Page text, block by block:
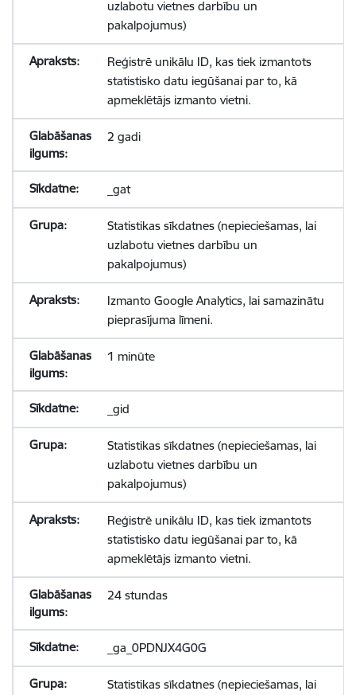
uzlabotu vietnes darbību un
pakalpojumus)
Reģistrē unikālu ID, kas tiek izmantots
statistisko datu iegūšanai par to, kā
apmeklētājs izmanto vietni.
2 gadi
_gat
Statistikas sīkdatnes (nepieciešamas, lai
uzlabotu vietnes darbību un
pakalpojumus)
Izmanto Google Analytics, lai samazinātu
pieprasījuma līmeni.
1 minūte
_gid
Statistikas sīkdatnes (nepieciešamas, lai
uzlabotu vietnes darbību un
pakalpojumus)
Reģistrē unikālu ID, kas tiek izmantots
statistisko datu iegūšanai par to, kā
apmeklētājs izmanto vietni.
24 stundas
_ga_0PDNJX4G0G
Statistikas sīkdatnes (nepieciešamas, lai